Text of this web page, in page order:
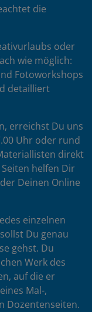
die
oder
wie möglich:
Fotoworkshops
detailliert
erreichst Du uns
Uhr oder rund
direkt
helfen Dir
Deinen Online
einzelnen
Du genau
gehst. Du
Werk des
auf die er
Mal-,
Dozentenseiten.